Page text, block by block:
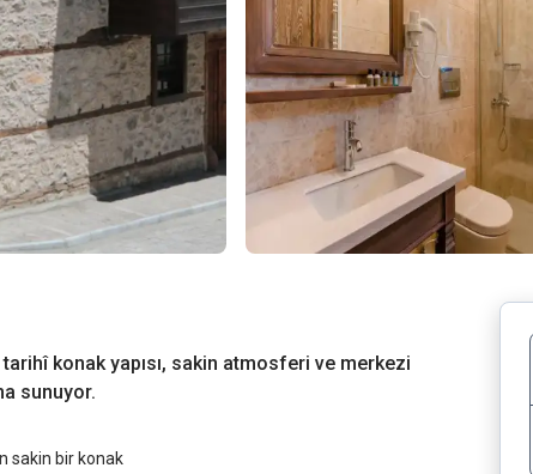
konak yapısı, sakin atmosferi ve merkezi
sunuyor.
sakin bir konak